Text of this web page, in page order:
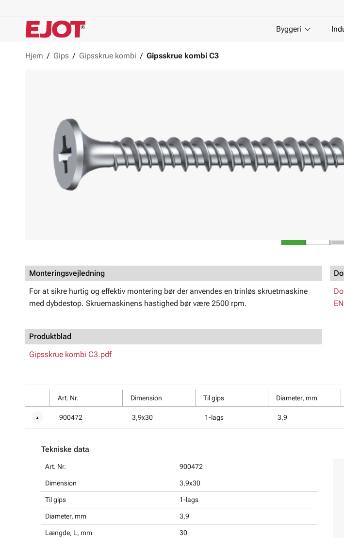
Byggeri
Hjem / Gips / Gipsskrue kombi / Gipsskrue kombi C3
Brug en trinløs
Gipsskrue
Materiale: Stål
Monteringsvejledning
For at sikre hurtig og effektiv montering bør der anvendes en trinløs skruetmaskine
med dybdestop. Skruemaskinens hastighed bør være 2500 rpm.
Produktblad
Gipsskrue kombi C3.pdf
Art. Nr. Dimension Til gips Diameter, mm
▼ 900472 3,9x30 1-lags 3,9
Tekniske data
Art. Nr.
900472
Dimension
3,9x30
Til gips
1-lags
Diameter, mm
3,9
Længde, L, mm
30